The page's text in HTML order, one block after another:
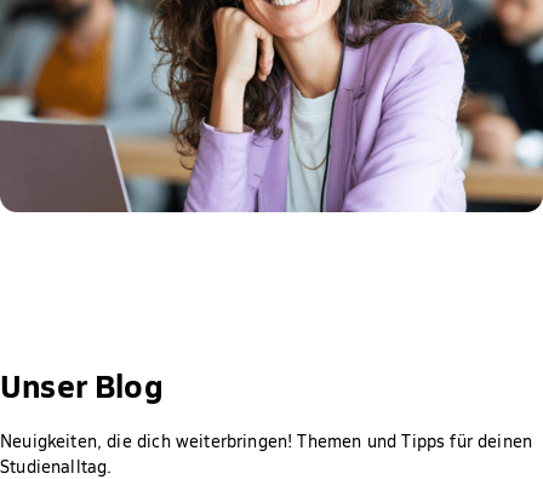
Unser Blog
Neuigkeiten, die dich weiterbringen! Themen und Tipps für deinen
Studienalltag.